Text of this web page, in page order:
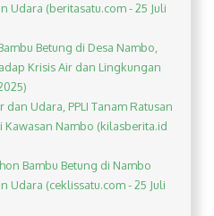
Udara (beritasatu.com - 25 Juli
Betung di Desa Nambo,
Krisis Air dan Lingkungan
dan Udara, PPLI Tanam Ratusan
Kawasan Nambo (kilasberita.id
Bambu Betung di Nambo
Udara (ceklissatu.com - 25 Juli